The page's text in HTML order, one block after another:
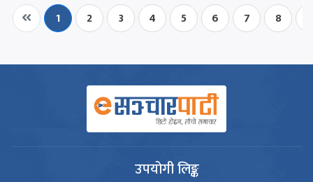
1 2 3 4 5 6 7 8
उपयोगी लिङ्क